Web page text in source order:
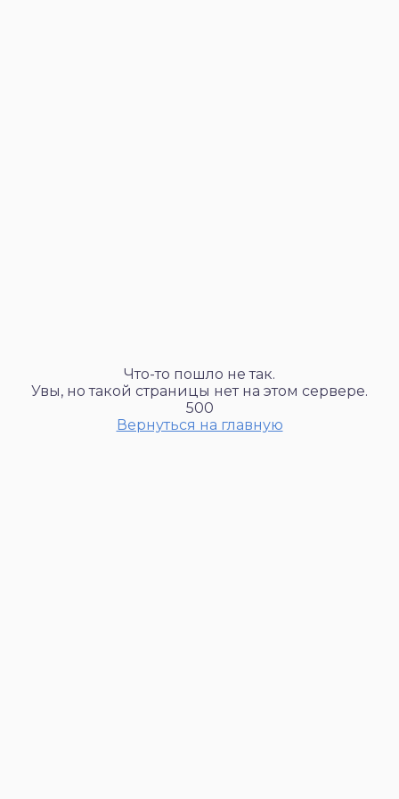
Что-то пошло не так.
Увы, но такой страницы нет на этом сервере.
500
Вернуться на главную